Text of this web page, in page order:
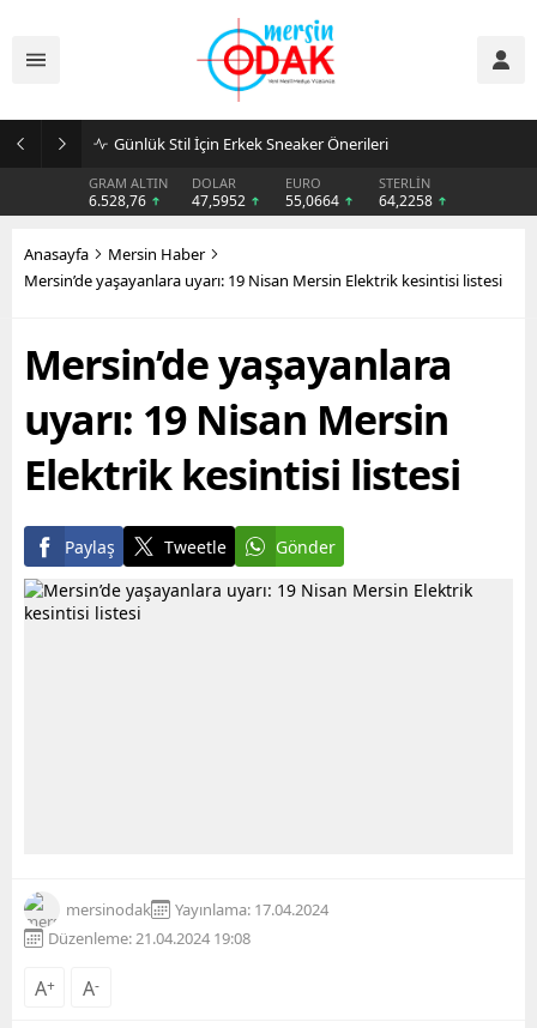
Günlük Stil İçin Erkek Sneaker Önerileri
GRAM ALTIN
6.528,76
DOLAR
47,5952
EURO
55,0664
STERLİN
64,2258
Anasayfa
Mersin Haber
Mersin’de yaşayanlara uyarı: 19 Nisan Mersin Elektrik kesintisi listesi
Mersin’de yaşayanlara
uyarı: 19 Nisan Mersin
Elektrik kesintisi listesi
Paylaş Tweetle Gönder
mersinodak
Yayınlama: 17.04.2024
Düzenleme: 21.04.2024 19:08
A+ A-